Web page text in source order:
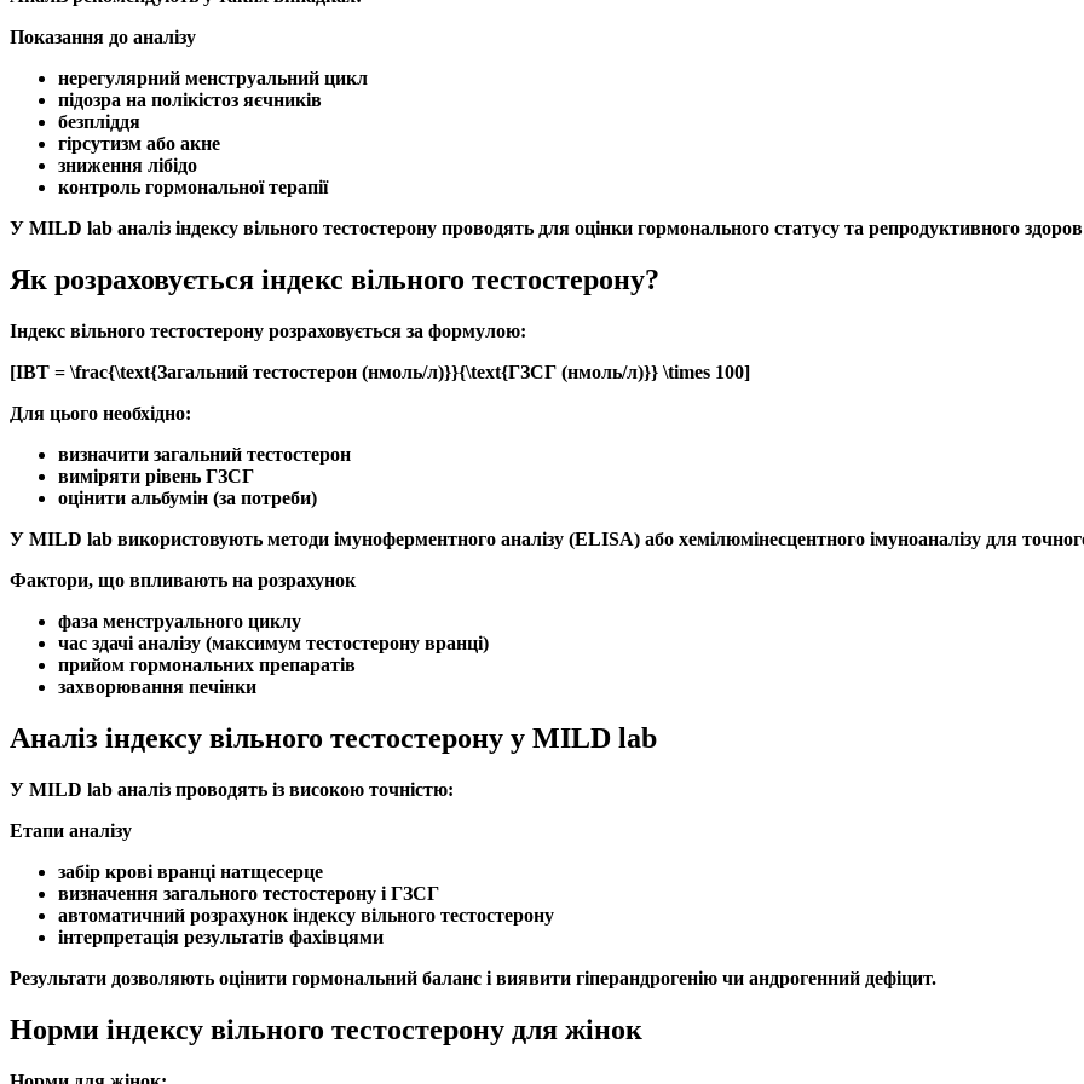
Показання до аналізу
нерегулярний менструальний цикл
підозра на полікістоз яєчників
безпліддя
гірсутизм або акне
зниження лібідо
контроль гормональної терапії
У MILD lab аналіз індексу вільного тестостерону проводять для оцінки гормонального статусу та репродуктивного
Як розраховується індекс вільного тестостерону?
Індекс вільного тестостерону розраховується за формулою:
[ІВТ = \frac{\text{Загальний тестостерон (нмоль/л)}}{\text{ГЗСГ (нмоль/л)}} \times 100]
Для цього необхідно:
визначити загальний тестостерон
виміряти рівень ГЗСГ
оцінити альбумін (за потреби)
У MILD lab використовують методи імуноферментного аналізу (ELISA) або хемілюмінесцентного імуноаналізу для
Фактори, що впливають на розрахунок
фаза менструального циклу
час здачі аналізу (максимум тестостерону вранці)
прийом гормональних препаратів
захворювання печінки
Аналіз індексу вільного тестостерону у MILD lab
У MILD lab аналіз проводять із високою точністю:
Етапи аналізу
забір крові вранці натщесерце
визначення загального тестостерону і ГЗСГ
автоматичний розрахунок індексу вільного тестостерону
інтерпретація результатів фахівцями
Результати дозволяють оцінити гормональний баланс і виявити гіперандрогенію чи андрогенний дефіцит.
Норми індексу вільного тестостерону для жінок